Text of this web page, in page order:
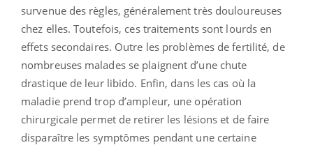
survenue des règles, généralement très douloureuses
chez elles. Toutefois, ces traitements sont lourds en
effets secondaires. Outre les problèmes de fertilité, de
nombreuses malades se plaignent d’une chute
drastique de leur libido. Enfin, dans les cas où la
maladie prend trop d’ampleur, une opération
chirurgicale permet de retirer les lésions et de faire
disparaître les symptômes pendant une certaine